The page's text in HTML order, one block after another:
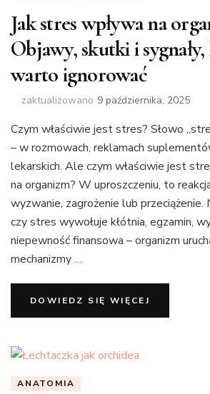
Jak stres wpływa na
Objawy, skutki i
warto ignorować
zaktualizowano 9 października, 2025
Czym właściwie jest stres? Słowo
– w rozmowach, reklamach
lekarskich. Ale czym właściwie jest
na organizm? W uproszczeniu, to
wyzwanie, zagrożenie lub
czy stres wywołuje kłótnia, egzamin,
niepewność finansowa – organizm
mechanizmy …
DOWIEDZ SIĘ WIĘCEJ
ANATOMIA